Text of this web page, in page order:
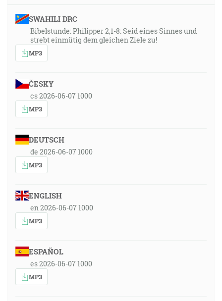
SWAHILI DRC
Bibelstunde: Philipper 2,1-8: Seid eines Sinnes und
strebt einmütig dem gleichen Ziele zu!
MP3
ČESKY
cs 2026-06-07 1000
MP3
DEUTSCH
de 2026-06-07 1000
MP3
ENGLISH
en 2026-06-07 1000
MP3
ESPAÑOL
es 2026-06-07 1000
MP3